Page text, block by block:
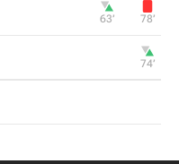
63‎’‎ 78‎’‎
74‎’‎